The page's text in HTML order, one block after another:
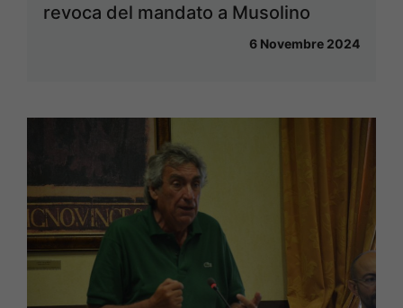
revoca del mandato a Musolino
6 Novembre 2024